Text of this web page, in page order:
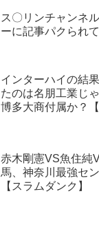
ス〇リンチャンネ
ーに記事パクられ
インターハイの結
たのは名朋工業じ
博多大商付属か？
赤木剛憲VS魚住純
馬、神奈川最強セ
【スラムダンク】